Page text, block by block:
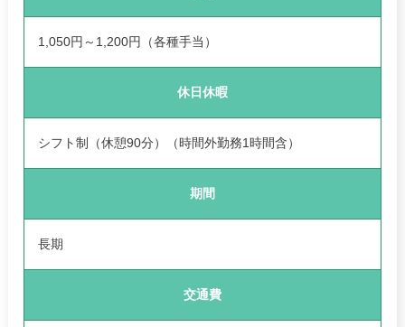
1,050円～1,200円（各種手当）
休日休暇
シフト制（休憩90分）（時間外勤務1時間含）
期間
長期
交通費